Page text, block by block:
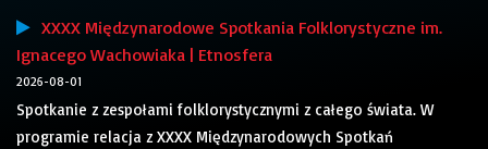
XXXX Międzynarodowe Spotkania Folklorystyczne im.
Ignacego Wachowiaka | Etnosfera
2026-08-01
Spotkanie z zespołami folklorystycznymi z całego świata. W
programie relacja z XXXX Międzynarodowych Spotkań